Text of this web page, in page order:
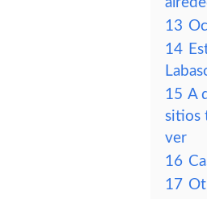
13
14
15 A
sitios
ver
16
17